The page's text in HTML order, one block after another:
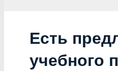
Есть
учебного